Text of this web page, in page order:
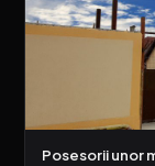
Posesorii unor